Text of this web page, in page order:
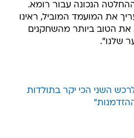
הנכונה עבור רומא.
את המועמד המוביל, ראינו
את הטוב ביותר מהשחקנים
שלנו".
השני הכי יקר בתולדות